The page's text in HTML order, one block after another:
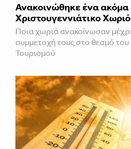
Ανακοινώθηκε ένα ακόμα
Χριστουγεννιάτικο Χωριό
Ποια χωριά ανακοίνωσαν
συμμετοχή τους στο θεσμό
Τουρισμού